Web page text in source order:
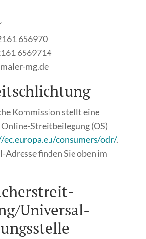
656970
6569714
mg.de
Kommission stellt eine
Streitbeilegung (OS)
consumers/odr/.
Adresse finden Sie oben im
Universal­